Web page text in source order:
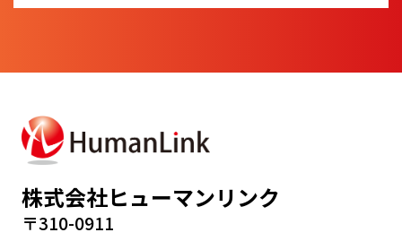
株式会社ヒューマンリンク
〒310-0911